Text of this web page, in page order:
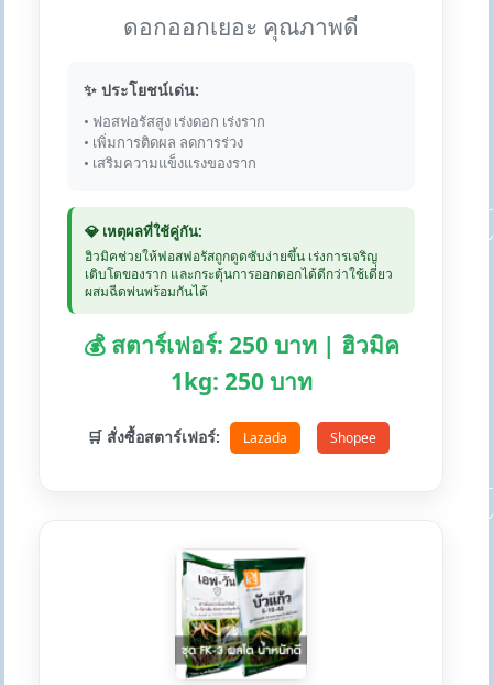
ดอกออกเยอะ คุณภาพดี
✨ ประโยชน์เด่น:
• ฟอสฟอรัสสูง เร่งดอก เร่งราก
• เพิ่มการติดผล ลดการร่วง
• เสริมความแข็งแรงของราก
💎 เหตุผลที่ใช้คู่กัน:
ฮิวมิคช่วยให้ฟอสฟอรัสถูกดูดซับง่ายขึ้น เร่งการเจริญ
เติบโตของราก และกระตุ้นการออกดอกได้ดีกว่าใช้เดี่ยว
ผสมฉีดพ่นพร้อมกันได้
💰 สตาร์เฟอร์: 250 บาท | ฮิวมิค
1kg: 250 บาท
🛒 สั่งซื้อสตาร์เฟอร์: Lazada Shopee